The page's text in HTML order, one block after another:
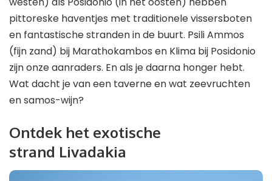
pittoreske haventjes met traditionele vissersboten
en fantastische stranden in de buurt. Psili Ammos
(fijn zand) bij Marathokambos en Klima bij Posidonio
zijn onze aanraders. En als je daarna honger hebt.
Wat dacht je van een taverne en wat zeevruchten
en samos-wijn?
Ontdek het exotische
strand Livadakia